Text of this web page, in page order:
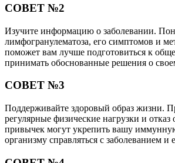
СОВЕТ №2
Изучите информацию о заболевании.
лимфогранулематоза, его симптомов и
поможет вам лучше подготовиться к
принимать обоснованные решения о
СОВЕТ №3
Поддерживайте здоровый образ жизни.
регулярные физические нагрузки и отказ
привычек могут укрепить вашу
организму справляться с заболеванием и